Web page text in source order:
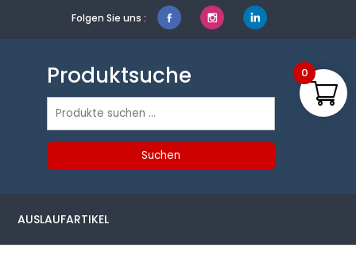
Folgen Sie uns :
Produktsuche
Suchen
Suchen
AUSLAUFARTIKEL
0